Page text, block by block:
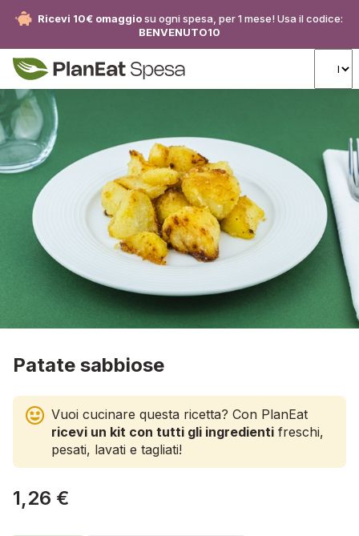
Ricevi 10€ omaggiosu ogni spesa, per 1 mese! Usa il codice:
BENVENUTO10
Patate sabbiose
Vuoi cucinare questa ricetta? Con PlanEat
ricevi un kit con tutti gli ingredienti freschi,
pesati, lavati e tagliati!
1,26 €